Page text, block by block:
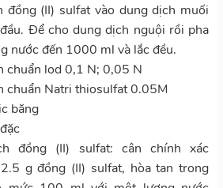
đồng (II) sulfat vào dung dịch muối
Để cho dung dịch nguội rồi pha
nước đến 1000 ml và lắc đều.
chuẩn lod 0,1 N; 0,05 N
chuẩn Natri thiosulfat 0.05M
băng
đồng (II) sulfat: cân chính xác
g đồng (II) sulfat, hòa tan trong